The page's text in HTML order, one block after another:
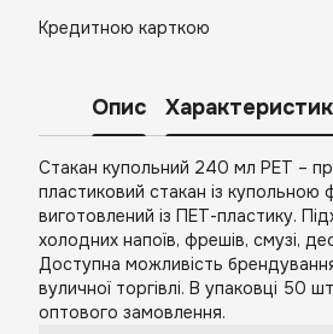
Кредитною карткою
Опис
Стакан купольний 240 мл PET –
пластиковий стакан із
виготовлений із ПЕТ-пластику.
холодних напоїв, фрешів, смузі,
Доступна можливість
вуличної торгівлі. В упаковці 50
оптового замовлення.